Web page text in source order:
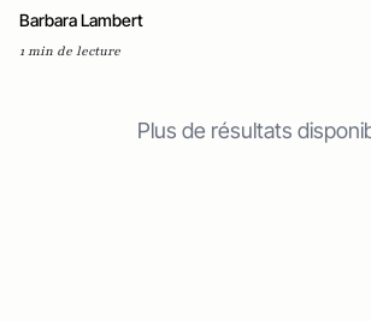
Barbara Lambert
1 min de lecture
Plus de résultats